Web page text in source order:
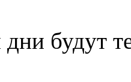
будут